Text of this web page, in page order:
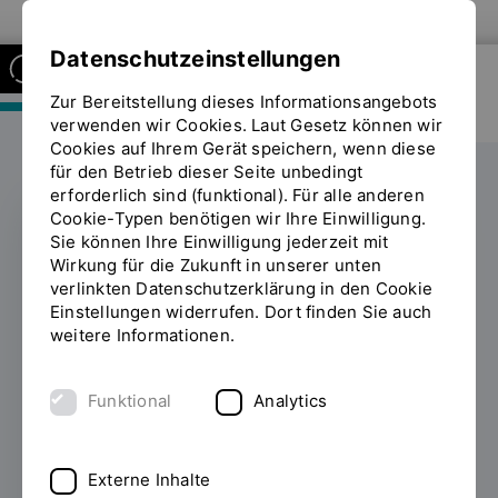
FAKULTÄT MASCHINENBAU
Team um Prof. Dr.
Brückl in
Bundeskommission
vertreten
der vom Bundesministerium für Wirtschaft
Datenschutzeinstellungen
Zur Bereitstellung dieses Informationsangebots
verwenden wir Cookies. Laut Gesetz können wir
Cookies auf Ihrem Gerät speichern, wenn diese
für den Betrieb dieser Seite unbedingt
erforderlich sind (funktional). Für alle anderen
Cookie-Typen benötigen wir Ihre Einwilligung.
Sie können Ihre Einwilligung jederzeit mit
Wirkung für die Zukunft in unserer unten
verlinkten Datenschutzerklärung in den Cookie
Einstellungen widerrufen. Dort finden Sie auch
weitere Informationen.
Funktional Analytics
Externe Inhalte